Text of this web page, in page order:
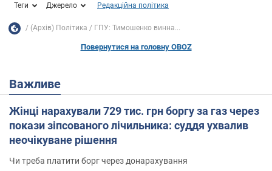
Теги Джерело Редакційна політика
(Архів) Політика ГПУ: Тимошенко винна...
Повернутися на головну OBOZ
Важливе
Жінці нарахували 729 тис. грн боргу за газ через
покази зіпсованого лічильника: суддя ухвалив
неочікуване рішення
Чи треба платити борг через донарахування